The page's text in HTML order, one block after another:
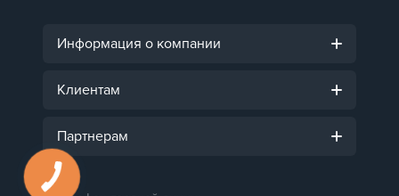
Информация о компании
Клиентам
Партнерам